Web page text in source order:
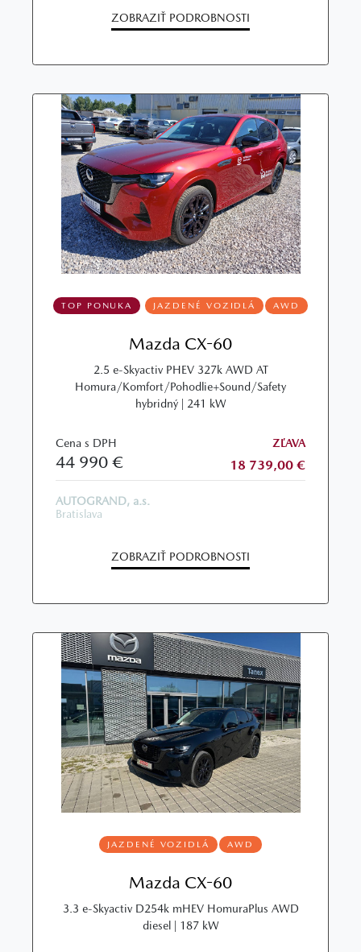
ZOBRAZIŤ PODROBNOSTI
TOP PONUKA JAZDENÉ VOZIDLÁ AWD
Mazda CX-60
2.5 e-Skyactiv PHEV 327k AWD AT
Homura/Komfort/Pohodlie+Sound/Safety
hybridný | 241 kW
Cena s DPH
44 990 €
ZĽAVA
18 739,00 €
AUTOGRAND, a.s.
Bratislava
ZOBRAZIŤ PODROBNOSTI
JAZDENÉ VOZIDLÁ AWD
Mazda CX-60
3.3 e-Skyactiv D254k mHEV HomuraPlus AWD
diesel | 187 kW